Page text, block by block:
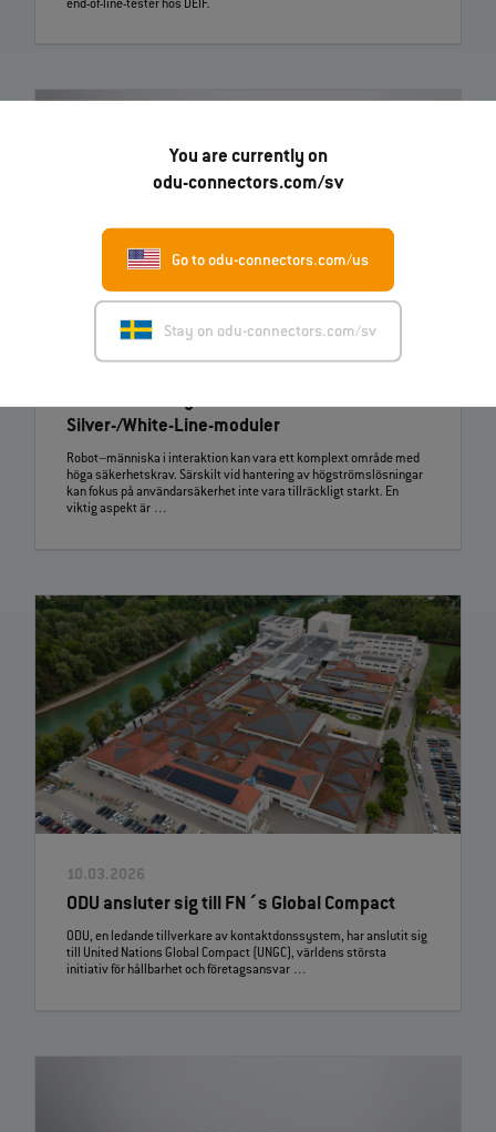
You are currently on
odu-connectors.com/sv
Go to odu-connectors.com/us
Stay on odu-connectors.com/sv
end‑of‑line‑tester hos DEIF.
Silver‑/White‑Line‑moduler
Robot–människa i interaktion kan vara ett komplext område med
höga säkerhetskrav. Särskilt vid hantering av högströmslösningar
kan fokus på användarsäkerhet inte vara tillräckligt starkt. En
viktig aspekt är …
10.03.2026
ODU ansluter sig till FN´s Global Compact
ODU, en ledande tillverkare av kontaktdonssystem, har anslutit sig
till United Nations Global Compact (UNGC), världens största
initiativ för hållbarhet och företagsansvar …